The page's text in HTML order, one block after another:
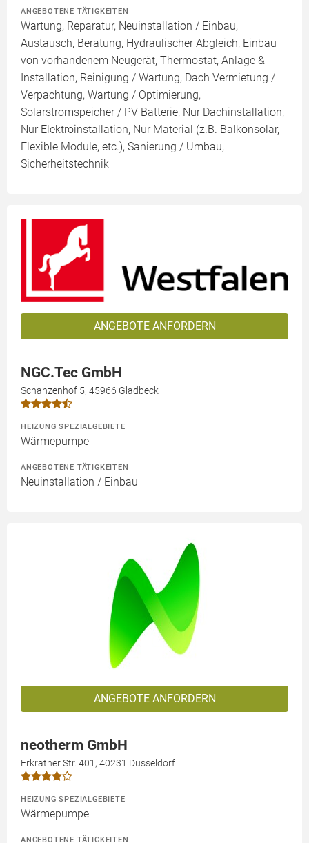
ANGEBOTENE TÄTIGKEITEN
Wartung, Reparatur, Neuinstallation / Einbau,
Austausch, Beratung, Hydraulischer Abgleich, Einbau
von vorhandenem Neugerät, Thermostat, Anlage &
Installation, Reinigung / Wartung, Dach Vermietung /
Verpachtung, Wartung / Optimierung,
Solarstromspeicher / PV Batterie, Nur Dachinstallation,
Nur Elektroinstallation, Nur Material (z.B. Balkonsolar,
Flexible Module, etc.), Sanierung / Umbau,
Sicherheitstechnik
ANGEBOTE ANFORDERN
NGC.Tec GmbH
Schanzenhof 5, 45966 Gladbeck
HEIZUNG SPEZIALGEBIETE
Wärmepumpe
ANGEBOTENE TÄTIGKEITEN
Neuinstallation / Einbau
ANGEBOTE ANFORDERN
neotherm GmbH
Erkrather Str. 401, 40231 Düsseldorf
HEIZUNG SPEZIALGEBIETE
Wärmepumpe
ANGEBOTENE TÄTIGKEITEN